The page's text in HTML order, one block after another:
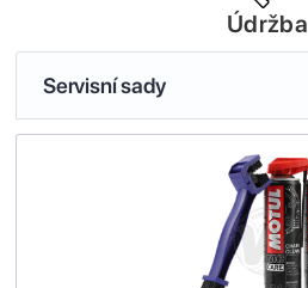
Údržba
Servisní sady